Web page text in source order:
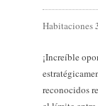
Habitaciones
¡Increíble
reconocidos